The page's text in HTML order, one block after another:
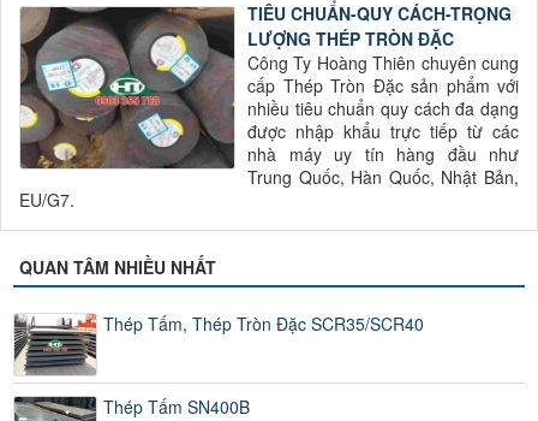
TIÊU CHUẨN-QUY CÁCH-TRỌNG
LƯỢNG THÉP TRÒN ĐẶC
Công Ty Hoàng Thiên chuyên cung
cấp Thép Tròn Đặc sản phẩm với
nhiều tiêu chuẩn quy cách đa dạng
được nhập khẩu trực tiếp từ các
nhà máy uy tín hàng đầu như
Trung Quốc, Hàn Quốc, Nhật Bản,
EU/G7.
QUAN TÂM NHIỀU NHẤT
Thép Tấm, Thép Tròn Đặc SCR35/SCR40
Thép Tấm SN400B